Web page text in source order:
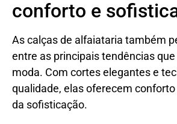
conforto e
As calças de alfaiataria também
entre as principais tendências
moda. Com cortes elegantes e
qualidade, elas oferecem
da sofisticação.